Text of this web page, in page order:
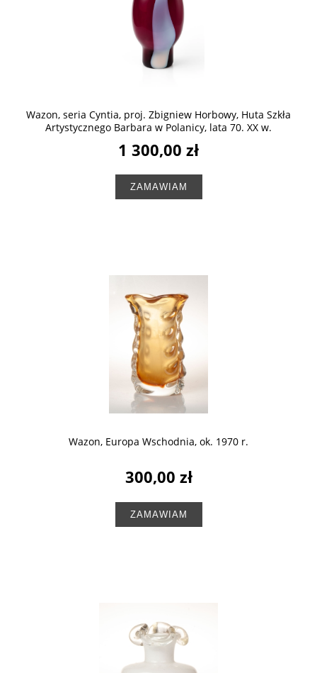
Wazon, seria Cyntia, proj. Zbigniew Horbowy, Huta Szkła
Artystycznego Barbara w Polanicy, lata 70. XX w.
1 300,00 zł
ZAMAWIAM
Wazon, Europa Wschodnia, ok. 1970 r.
300,00 zł
ZAMAWIAM